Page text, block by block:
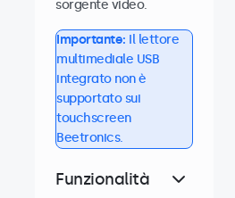
sorgente video.
Importante: Il lettore
multimediale USB
integrato non è
supportato sui
touchscreen
Beetronics.
Funzionalità